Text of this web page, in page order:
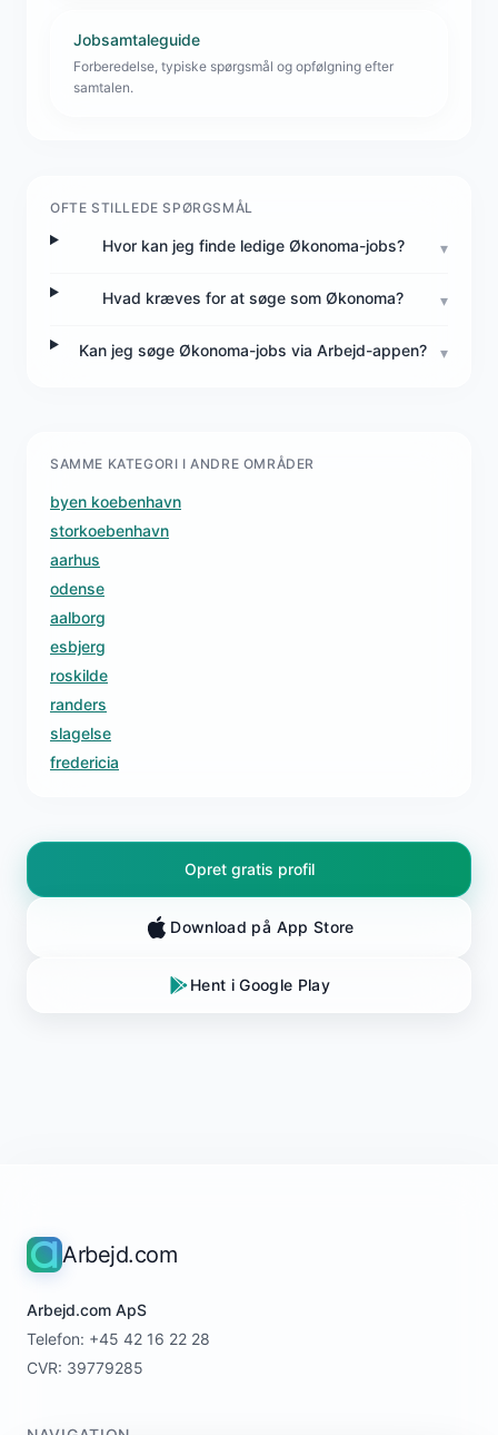
Jobsamtaleguide
Forberedelse, typiske spørgsmål og opfølgning efter
samtalen.
OFTE STILLEDE SPØRGSMÅL
Hvor kan jeg finde ledige Økonoma-jobs? ▾
Hvad kræves for at søge som Økonoma? ▾
Kan jeg søge Økonoma-jobs via Arbejd-appen? ▾
SAMME KATEGORI I ANDRE OMRÅDER
byen koebenhavn
storkoebenhavn
aarhus
odense
aalborg
esbjerg
roskilde
randers
slagelse
fredericia
Opret gratis profil
Download på App Store
Hent i Google Play
Arbejd.com
Arbejd.com ApS
Telefon: +45 42 16 22 28
CVR: 39779285